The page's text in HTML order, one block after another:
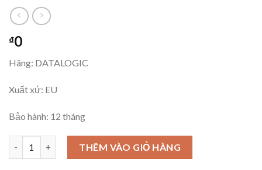
₫0
Hãng: DATALOGIC
Xuất xứ: EU
Bảo hành: 12 tháng
S50-PL-5-B01-PP - DATALOGIC - Cảm biến quang - rrx-pol pnp
THÊM VÀO GIỎ HÀNG